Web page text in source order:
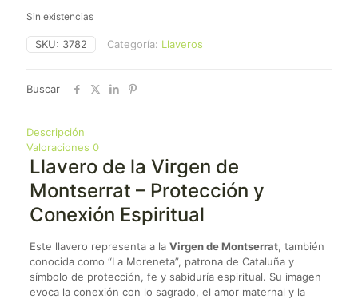
Sin existencias
SKU: 3782 Categoría: Llaveros
Buscar
Descripción
Valoraciones 0
Llavero de la Virgen de
Montserrat – Protección y
Conexión Espiritual
Este llavero representa a la Virgen de Montserrat, también
conocida como “La Moreneta”, patrona de Cataluña y
símbolo de protección, fe y sabiduría espiritual. Su imagen
evoca la conexión con lo sagrado, el amor maternal y la